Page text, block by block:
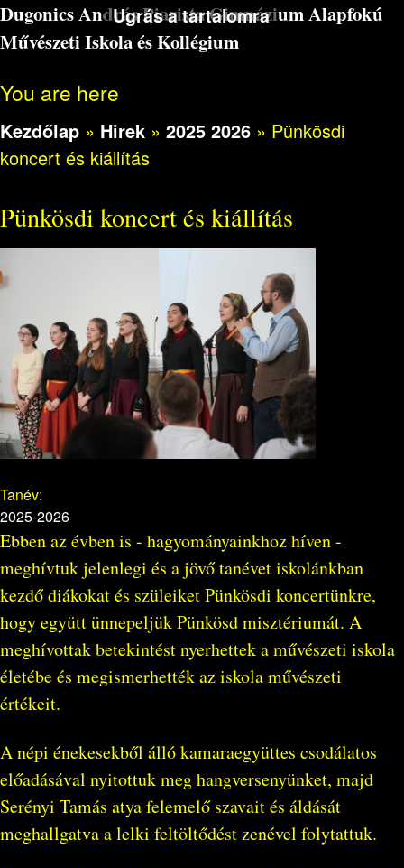
Ugrás a tartalomra
Dugonics András Piarista Gimnázium Alapfokú
Művészeti Iskola és Kollégium
You are here
Kezdőlap » Hirek » 2025 2026 » Pünkösdi
koncert és kiállítás
Pünkösdi koncert és kiállítás
Tanév:
2025-2026
Ebben az évben is - hagyományainkhoz híven -
meghívtuk jelenlegi és a jövő tanévet iskolánkban
kezdő diákokat és szüleiket Pünkösdi koncertünkre,
hogy együtt ünnepeljük Pünkösd misztériumát. A
meghívottak betekintést nyerhettek a művészeti iskola
életébe és megismerhették az iskola művészeti
értékeit.
A népi énekesekből álló kamaraegyüttes csodálatos
előadásával nyitottuk meg hangversenyünket, majd
Serényi Tamás atya felemelő szavait és áldását
meghallgatva a lelki feltöltődést zenével folytattuk.